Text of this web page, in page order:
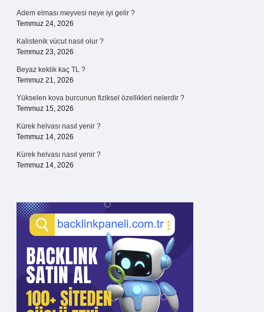
Adem elması meyvesi neye iyi gelir ?
Temmuz 24, 2026
Kalistenik vücut nasıl olur ?
Temmuz 23, 2026
Beyaz keklik kaç TL ?
Temmuz 21, 2026
Yükselen kova burcunun fiziksel özellikleri nelerdir ?
Temmuz 15, 2026
Kürek helvası nasıl yenir ?
Temmuz 14, 2026
Kürek helvası nasıl yenir ?
Temmuz 14, 2026